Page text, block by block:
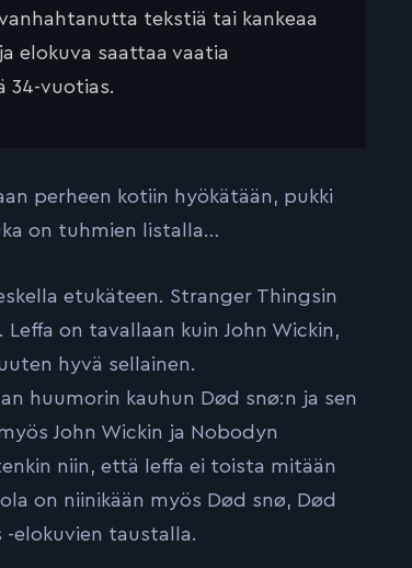
tekstiä tai kankeaa
elokuva saattaa vaatia
34-vuotias.
perheen kotiin hyökätään, pukki
on tuhmien listalla…
etukäteen. Stranger Thingsin
on tavallaan kuin John Wickin,
hyvä sellainen.
huumorin kauhun Død snø:n ja sen
John Wickin ja Nobodyn
niin, että leffa ei toista mitään
on niinikään myös Død snø, Død
-elokuvien taustalla.